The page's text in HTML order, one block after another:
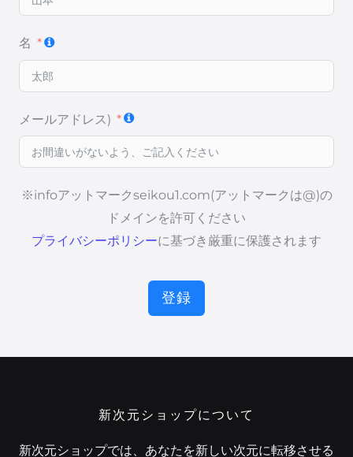
名
メールアドレス)
※infoアットマークseikou1.com(アットマークは@)の
ドメインを許可ください
プライバシーポリシーに基づき厳重に保護されます
登録
新次元ショップについて
新次元ショップでは、あなたを新しい次元に転移させる